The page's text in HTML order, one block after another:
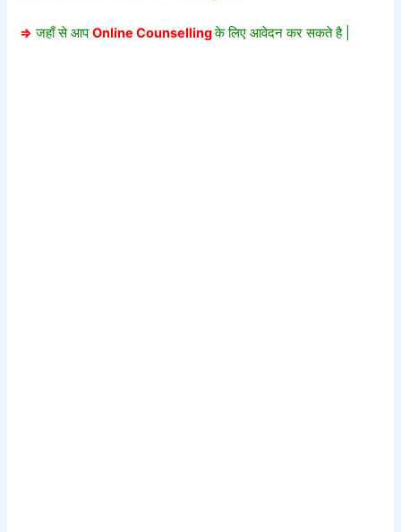
=> जहाँ से आपOnline Counsellingके लिए आवेदन कर सकते है |